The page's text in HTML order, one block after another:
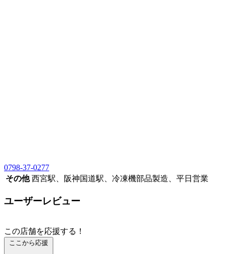
0798-37-0277
その他 西宮駅、阪神国道駅、冷凍機部品製造、平日営業
ユーザーレビュー
この店舗を応援する！
ここから応援